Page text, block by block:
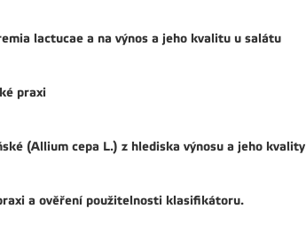
lactucae a na výnos a jeho kvalitu u salátu
praxi
(Allium cepa L.) z hlediska výnosu a jeho kvality
a ověření použitelnosti klasifikátoru.